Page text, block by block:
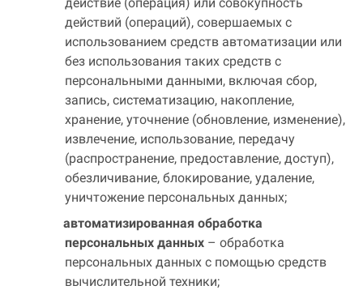
действий (операций), совершаемых с
использованием средств автоматизации или
без использования таких средств с
персональными данными, включая сбор,
запись, систематизацию, накопление,
хранение, уточнение (обновление, изменение),
извлечение, использование, передачу
(распространение, предоставление, доступ),
обезличивание, блокирование, удаление,
уничтожение персональных данных;
автоматизированная обработка
персональных данных – обработка
персональных данных с помощью средств
вычислительной техники;